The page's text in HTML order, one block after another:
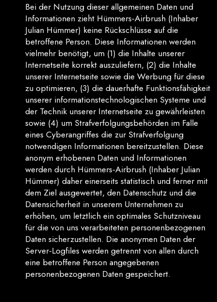
Bei der Nutzung dieser allgemeinen Daten und
Informationen zieht Hümmers-Airbrush (Inhaber
Julian Hümmer) keine Rückschlüsse auf die
betroffene Person. Diese Informationen werden
vielmehr benötigt, um (1) die Inhalte unserer
Internetseite korrekt auszuliefern, (2) die Inhalte
unserer Internetseite sowie die Werbung für diese
zu optimieren, (3) die dauerhafte Funktionsfähigkeit
unserer informationstechnologischen Systeme und
der Technik unserer Internetseite zu gewährleisten
sowie (4) um Strafverfolgungsbehörden im Falle
eines Cyberangriffes die zur Strafverfolgung
notwendigen Informationen bereitzustellen. Diese
anonym erhobenen Daten und Informationen
werden durch Hümmers-Airbrush (Inhaber Julian
Hümmer) daher einerseits statistisch und ferner mit
dem Ziel ausgewertet, den Datenschutz und die
Datensicherheit in unserem Unternehmen zu
erhöhen, um letztlich ein optimales Schutzniveau
für die von uns verarbeiteten personenbezogenen
Daten sicherzustellen. Die anonymen Daten der
Server-Logfiles werden getrennt von allen durch
eine betroffene Person angegebenen
personenbezogenen Daten gespeichert.